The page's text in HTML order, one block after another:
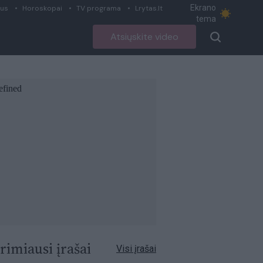
Horoskopai TV programa Lrytas.lt
Ekrano
tema
Atsiųskite video
įrašai Visi įrašai